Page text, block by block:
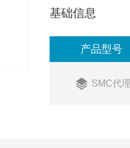
基础信息
产品型号
SMC代理